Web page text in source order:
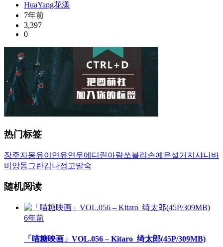
HuaYang花漾
7年前
3,397
0
热门标签
장주자몽유이 연유연우에디린아람쏘블리 손예은설거지 샤니 바
비앙동그란김나정 고말숙
随机阅读
6年前
「喵糖映画」VOL.056 – Kitaro_绮太郎(45P/309MB)